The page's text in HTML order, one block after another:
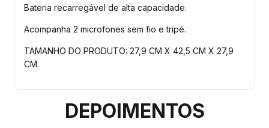
Bateria recarregável de alta capacidade.
Acompanha 2 microfones sem fio e tripé.
TAMANHO DO PRODUTO: 27,9 CM X 42,5 CM X 27,9
CM.
DEPOIMENTOS